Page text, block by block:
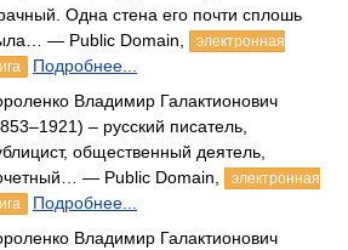
Одна стена его почти сплошь
— Public Domain,
электронная
Подробнее...
Владимир Галактионович
– русский писатель,
общественный деятель,
— Public Domain,
электронная
Подробнее...
Владимир Галактионович